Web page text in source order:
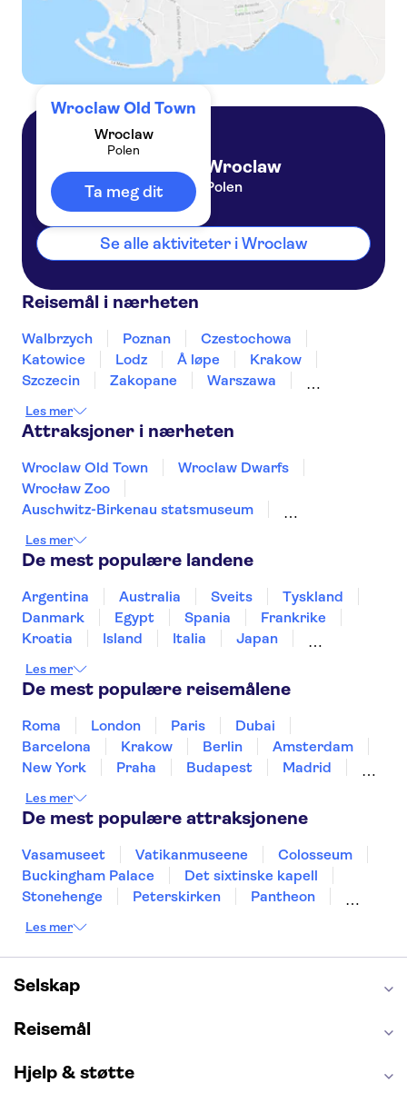
Wroclaw Old Town
Wroclaw
Polen
Ta meg dit
Wroclaw
Polen
Se alle aktiviteter i Wroclaw
Reisemål i nærheten
Walbrzych Poznan
Czestochowa
Katowice
Lodz Å løpe
Krakow
Szczecin
Zakopane
Warszawa
Les mer
Attraksjoner i nærheten
Wroclaw Old Town
Wroclaw Dwarfs
Wrocław Zoo
Auschwitz-Birkenau statsmuseum
Wawel Castle
Gamlebyen i Krakow
Warsaw Old Town
Vistulaelven
Palace of Culture and Science
St. Mary's Basilica Krakow
Wawel Cathedral
Schindlers fabrikk
Krakow Barbican
Les mer
De mest populære landene
Argentina Australia Sveits
Tyskland
Danmark
Egypt Spania
Frankrike
Kroatia
Island Italia
Japan
Portugal
Sverige Thailand
Les mer
De mest populære reisemålene
Roma London Paris
Dubai
Barcelona
Krakow Berlin
Amsterdam
New York
Praha Budapest
Madrid
Gdansk
Alicante Riga
Les mer
De mest populære attraksjonene
Vasamuseet Vatikanmuseene
Colosseum
Buckingham Palace
Det sixtinske kapell
Stonehenge
Peterskirken
Pantheon
Burj Khalifa
Alcatraz
Alhambra
Harry Potter Studios
Anne Franks hus
Blue Lagoon
Les mer
Selskap
Reisemål
Hjelp & støtte